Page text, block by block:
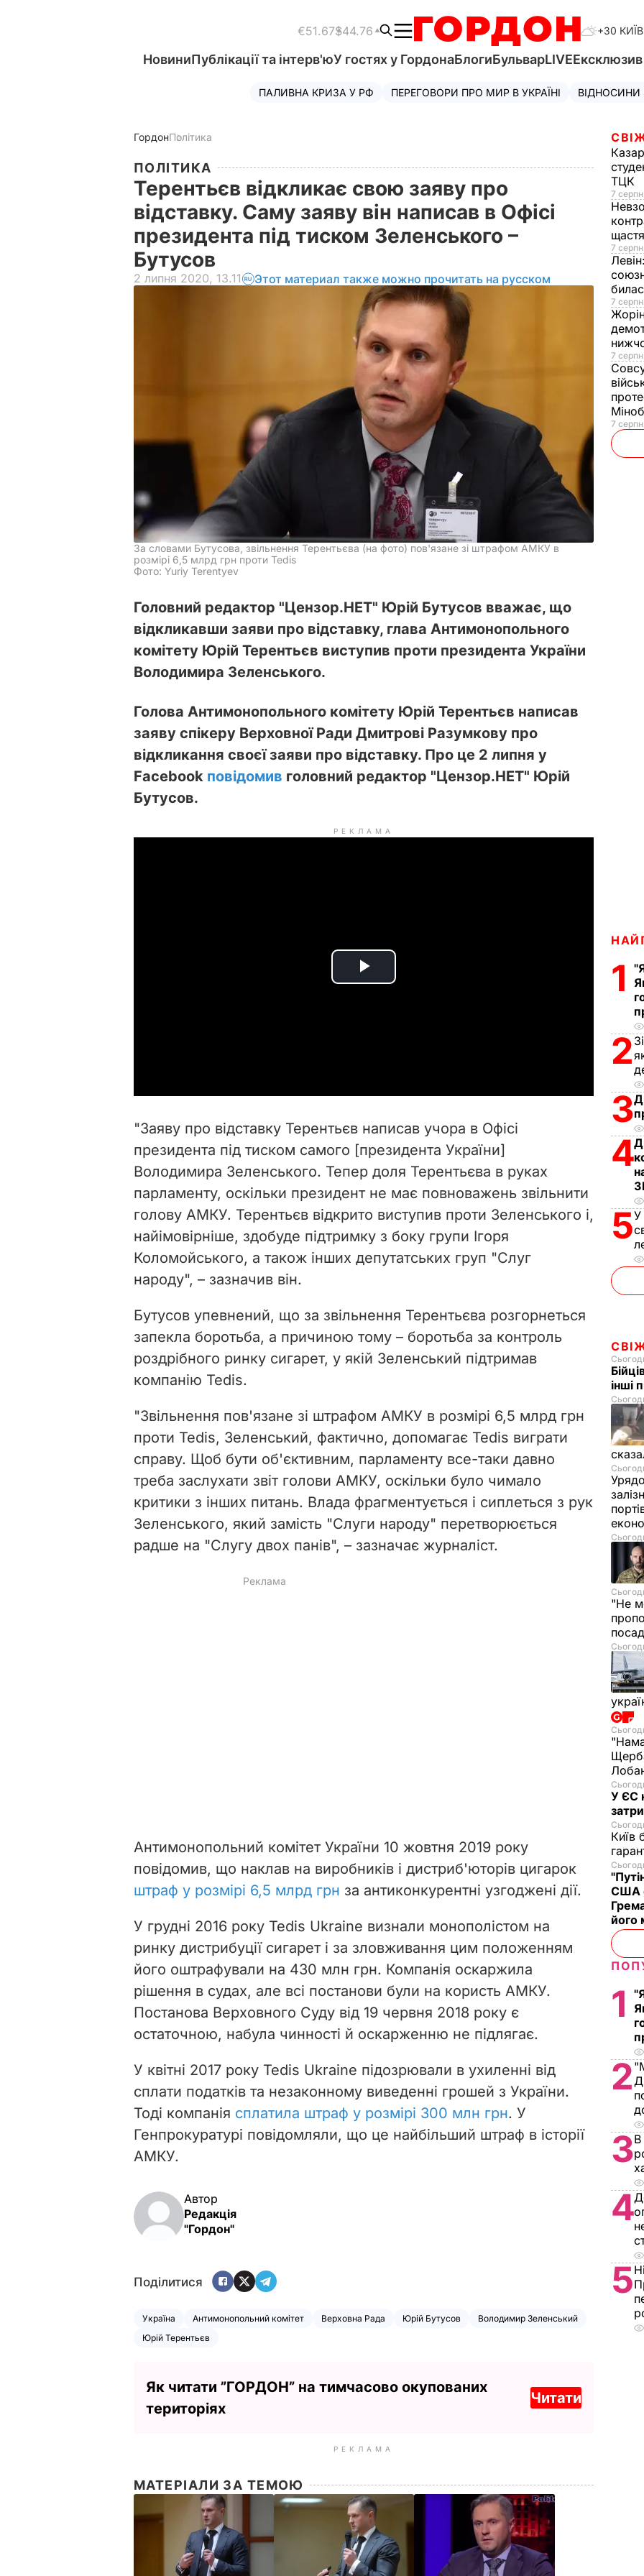
€51.67$44.76 +30 КИЇВ
НовиниПублікації та інтерв'юУ гостях у ГордонаБлогиБульварLIVEЕксклюзив
ПАЛИВНА КРИЗА У РФ ПЕРЕГОВОРИ ПРО МИР В УКРАЇНІ
ГордонПолітика
ПОЛІТИКА
Терентьєв відкликає свою заяву про
відставку. Саму заяву він написав в Офісі
президента під тиском Зеленського –
Бутусов
2 липня 2020, 13.11 Этот материал также можно прочитать на русском
За словами Бутусова, звільнення Терентьєва (на фото) пов'язане зі штрафом АМКУ в
розмірі 6,5 млрд грн проти Tedis
Фото: Yuriy Terentyev
Головний редактор "Цензор.НЕТ" Юрій Бутусов вважає, що
відкликавши заяви про відставку, глава Антимонопольного
комітету Юрій Терентьєв виступив проти президента України
Володимира Зеленського.
Голова Антимонопольного комітету Юрій Терентьєв написав
заяву спікеру Верховної Ради Дмитрові Разумкову про
відкликання своєї заяви про відставку. Про це 2 липня у
Facebook повідомив головний редактор "Цензор.НЕТ" Юрій
Бутусов.
РЕКЛАМА
P
i
d
e
o
"Заяву про відставку Терентьєв написав учора в Офісі
президента під тиском самого [президента України]
Володимира Зеленського. Тепер доля Терентьєва в руках
парламенту, оскільки президент не має повноважень звільнити
голову АМКУ. Терентьєв відкрито виступив проти Зеленського і,
найімовірніше, здобуде підтримку з боку групи Ігоря
Коломойського, а також інших депутатських груп "Слуг
народу", – зазначив він.
Бутусов упевнений, що за звільнення Терентьєва розгорнеться
запекла боротьба, а причиною тому – боротьба за контроль
роздрібного ринку сигарет, у якій Зеленський підтримав
компанію Tedis.
"Звільнення пов'язане зі штрафом АМКУ в розмірі 6,5 млрд грн
проти Tedis, Зеленський, фактично, допомагає Tedis виграти
справу. Щоб бути об'єктивним, парламенту все-таки давно
треба заслухати звіт голови АМКУ, оскільки було чимало
критики з інших питань. Влада фрагментується і сиплеться з рук
Зеленського, який замість "Слуги народу" перетворюється
радше на "Слугу двох панів", – зазначає журналіст.
Антимонопольний комітет України 10 жовтня 2019 року
повідомив, що наклав на виробників і дистриб'юторів цигарок
штраф у розмірі 6,5 млрд грн за антиконкурентні узгоджені дії.
У грудні 2016 року Tedis Ukraine визнали монополістом на
ринку дистрибуції сигарет і за зловживання цим положенням
його оштрафували на 430 млн грн. Компанія оскаржила
рішення в судах, але всі постанови були на користь АМКУ.
Постанова Верховного Суду від 19 червня 2018 року є
остаточною, набула чинності й оскарженню не підлягає.
У квітні 2017 року Tedis Ukraine підозрювали в ухиленні від
сплати податків та незаконному виведенні грошей з України.
Тоді компанія сплатила штраф у розмірі 300 млн грн. У
Генпрокуратурі повідомляли, що це найбільший штраф в історії
АМКУ.
Автор
Редакція
"Гордон"
Поділитися
Україна Антимонопольний комітет Верховна Рада Юрій Бутусов
Володимир Зеленський
Юрій Терентьєв
Як читати ”ГОРДОН” на тимчасово окупованих
територіях
Читати
РЕКЛАМА
МАТЕРІАЛИ ЗА ТЕМОЮ
ТЦК
7
щастя
7
Левін:
7
7
7
1
2
3
4
5У
інші
"Не
У ЄС
Київ
США
його
1
2
3В
4
5